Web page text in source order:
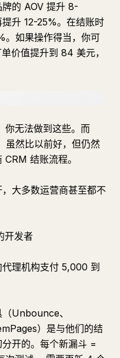
的 AOV 提升 8-
升 12-25%。在结账时
。如果操作得当，你可
价值提升到 84 美元，
无法做到这些。而
然比以前好，但仍然
结账流程。
大多数运营商甚至都不
开发者
理机构支付 5,000 到
Unbounce、
）是与他们的结
开的。每个新漏斗 =